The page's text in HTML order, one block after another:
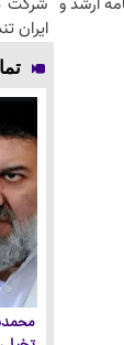
ایران